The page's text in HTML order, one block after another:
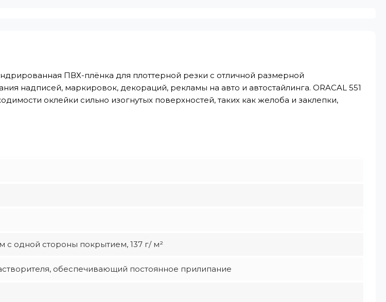
ПВХ-плёнка для плоттерной резки с отличной размерной
надписей, маркировок, декораций, рекламы на авто и автостайлинга. ORACAL 551
оклейки сильно изогнутых поверхностей, таких как желоба и заклепки,
одной стороны покрытием, 137 г/ м²
обеспечивающий постоянное прилипание